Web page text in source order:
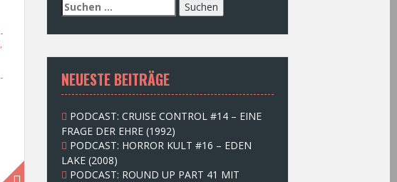
,
S
u
c
e
n
n
c
h
:
NEUESTE BEITRÄGE
PODCAST: CRUISE CONTROL #14 – EINE
FRAGE DER EHRE (1992)
PODCAST: HORROR KULT #16 – EDEN
LAKE (2008)
PODCAST: ROUND UP PART 41 MIT